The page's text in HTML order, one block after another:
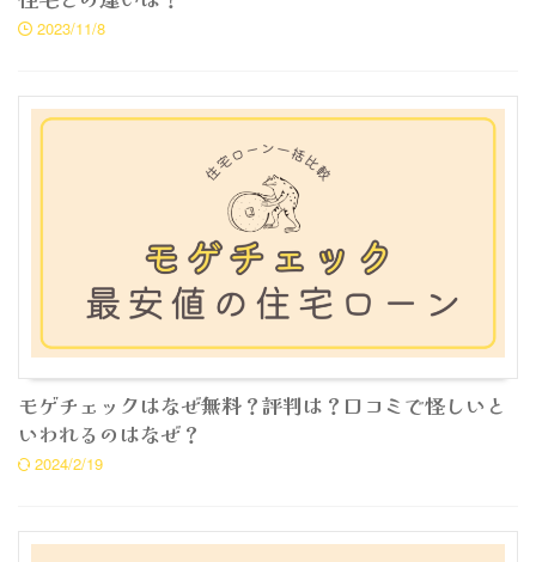
2023/11/8
モゲチェックはなぜ無料？評判は？口コミで怪しいと
いわれるのはなぜ？
2024/2/19